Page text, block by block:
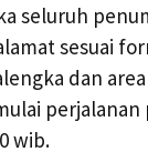
seluruh
sesuai
dan
wib.